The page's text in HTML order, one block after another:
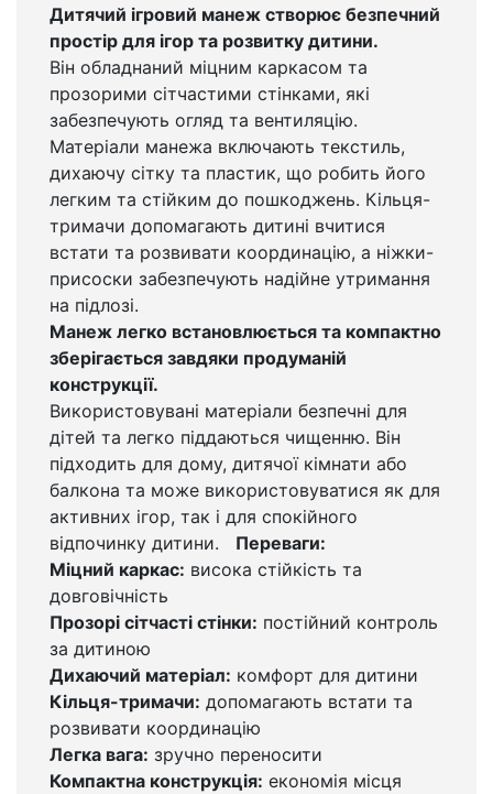
Дитячий ігровий манеж створює безпечний
простір для ігор та розвитку дитини.
Він обладнаний міцним каркасом та
прозорими сітчастими стінками, які
забезпечують огляд та вентиляцію.
Матеріали манежа включають текстиль,
дихаючу сітку та пластик, що робить його
легким та стійким до пошкоджень. Кільця-
тримачи допомагають дитині вчитися
встати та розвивати координацію, а ніжки-
присоски забезпечують надійне утримання
на підлозі.
Манеж легко встановлюється та компактно
зберігається завдяки продуманій
конструкції.
Використовувані матеріали безпечні для
дітей та легко піддаються чищенню. Він
підходить для дому, дитячої кімнати або
балкона та може використовуватися як для
активних ігор, так і для спокійного
відпочинку дитини. Переваги:
Міцний каркас: висока стійкість та
довговічність
Прозорі сітчасті стінки: постійний контроль
за дитиною
Дихаючий матеріал: комфорт для дитини
Кільця-тримачи: допомагають встати та
розвивати координацію
Легка вага: зручно переносити
Компактна конструкція: економія місця